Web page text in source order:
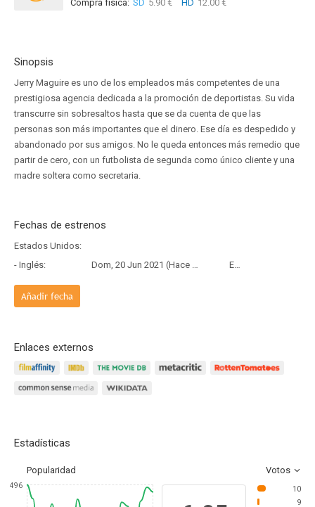
Compra física: SD 5.90 € HD 12.00 €
Sinopsis
Jerry Maguire es uno de los empleados más competentes de una
prestigiosa agencia dedicada a la promoción de deportistas. Su vida
transcurre sin sobresaltos hasta que se da cuenta de que las
personas son más importantes que el dinero. Ese día es despedido y
abandonado por sus amigos. No le queda entonces más remedio que
partir de cero, con un futbolista de segunda como único cliente y una
madre soltera como secretaria.
Fechas de estrenos
Estados Unidos:
- Inglés:
Dom, 20 Jun 2021 (Hace 5 años y 1 mes) Estreno
Añadir fecha
Enlaces externos
Estadísticas
Popularidad Votos
496
10
9